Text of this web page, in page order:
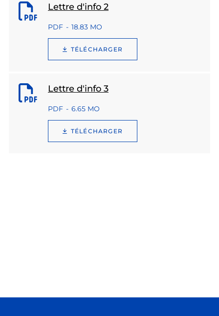
Lettre d'info 2
PDF 18.83 MO
TÉLÉCHARGER
Lettre d'info 3
PDF 6.65 MO
TÉLÉCHARGER